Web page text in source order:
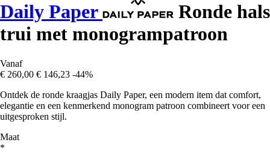
Daily Paper
Ronde hals
trui met monogrampatroon
Vanaf
€ 260,00 € 146,23 -44%
Ontdek de ronde kraagjas Daily Paper, een modern item dat comfort,
elegantie en een kenmerkend monogram patroon combineert voor een
uitgesproken stijl.
Maat
*